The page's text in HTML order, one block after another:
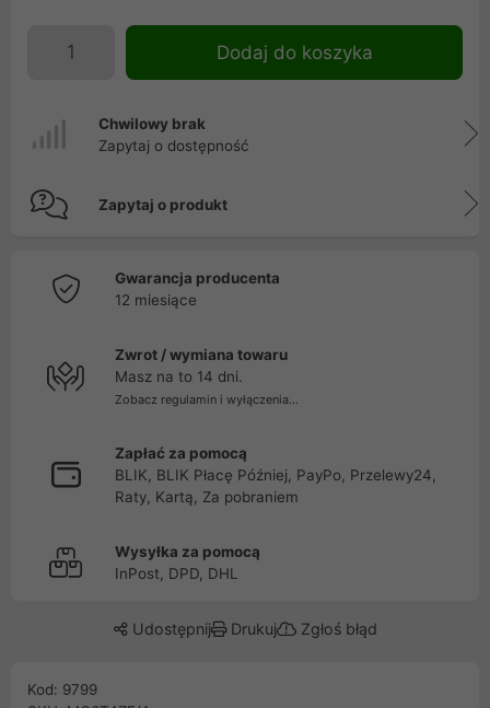
Dodaj do koszyka
Chwilowy brak
Zapytaj o dostępność
Zapytaj o produkt
Gwarancja producenta
12 miesiące
Zwrot / wymiana towaru
Masz na to 14 dni.
Zobacz regulamin i wyłączenia...
Zapłać za pomocą
BLIK, BLIK Płacę Później, PayPo, Przelewy24,
Raty, Kartą, Za pobraniem
Wysyłka za pomocą
InPost, DPD, DHL
Udostępnij Drukuj Zgłoś błąd
Kod: 9799